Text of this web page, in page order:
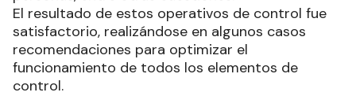
El resultado de estos operativos de control fue
satisfactorio, realizándose en algunos casos
recomendaciones para optimizar el
funcionamiento de todos los elementos de
control.